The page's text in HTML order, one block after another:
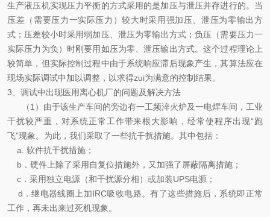
生产液压机实现压力平衡的方式采用的是加压与泄压并存进行的。当
压差（需要压力一实际压力）较大时采用强加压、泄压为零输出方
式；压差较小时采用弱加压、泄压为零输出方式；负压（需要压力一
实际压力为负）时刚要用如压为零、泄压输出方式。这个过程理论上
较简单，但实际控制过程中由于系统响应滞后现象产生，其算法应在
现场实际调试中加以调整，以求得zui为满意的控制结果。
3、调试中出现医用离心机厂的问题及解决方法
（1）由于该生产车间的旁边有一工频淬火炉及一电焊车间，工业
干扰较严重，对系统正常工作带来根大影响，经常使程序出现“跑
飞”现象。为此，我们采取了一些抗干扰措施。其中包括：
a. 软件抗干扰措施；
b．硬件上除了采用自复位措施外，又加强了屏蔽隔离措施；
c．采用独立电源（和干扰源分相）或加装UPS电源；
d．继电器线圈上加IRC吸收电路。有了这些措施后，系统即正常
工作，再未出来过死机现象。